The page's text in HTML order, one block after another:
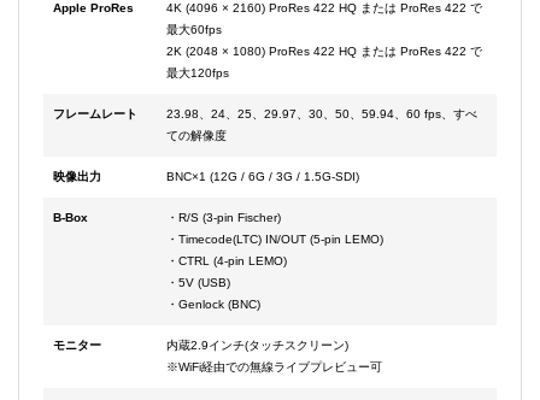
Apple ProRes
4K (4096 × 2160) ProRes 422 HQ または ProRes 422 で
最大60fps
2K (2048 × 1080) ProRes 422 HQ または ProRes 422 で
最大120fps
フレームレート
23.98、24、25、29.97、30、50、59.94、60 fps、すべ
ての解像度
映像出力 BNC×1 (12G / 6G / 3G / 1.5G-SDI)
B-Box
・R/S (3-pin Fischer)
・Timecode(LTC) IN/OUT (5-pin LEMO)
・CTRL (4-pin LEMO)
・5V (USB)
・Genlock (BNC)
モニター
内蔵2.9インチ(タッチスクリーン)
※WiFi経由での無線ライブプレビュー可